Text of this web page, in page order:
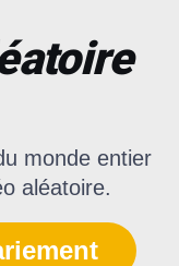
monde entier
aléatoire.